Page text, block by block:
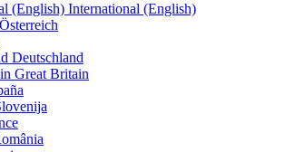
International (English)
Österreich
Deutschland
Great Britain